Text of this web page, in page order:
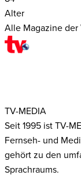
Alter
Alle Magazine
TV-MEDIA
Seit 1995 ist TV-
Fernseh- und
gehört zu den
Sprachraums.